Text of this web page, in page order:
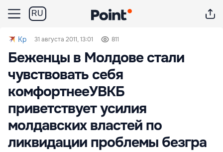
RU
Kp 31 августа 2011, 13:01 811
Беженцы в Молдове стали
чувствовать себя
комфортнееУВКБ
приветствует усилия
молдавских властей по
ликвидации проблемы безгра